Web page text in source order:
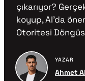
çıkarıyor?
koyup, AI'da
Otoritesi
YAZAR
Ahmet